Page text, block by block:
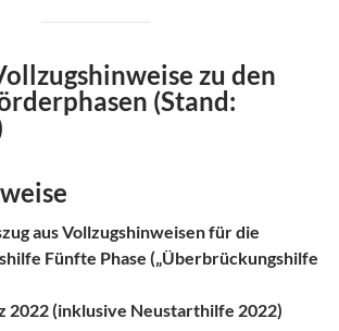
zu den
(Stand:
aus Vollzugshinweisen für die
Fünfte Phase („Überbrückungshilfe
2022 (inklusive Neustarthilfe 2022)